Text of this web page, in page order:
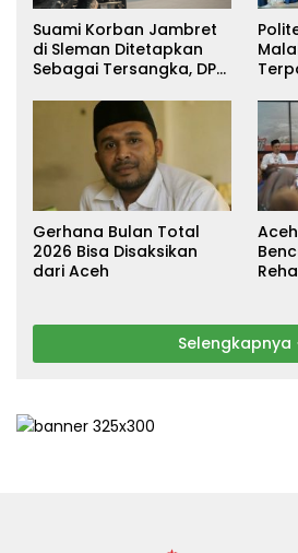
Suami Korban Jambret
di Sleman Ditetapkan
Sebagai Tersangka, DPR
Keadilan
Gerhana Bulan Total
2026 Bisa Disaksikan
dari Aceh
Selengkapnya